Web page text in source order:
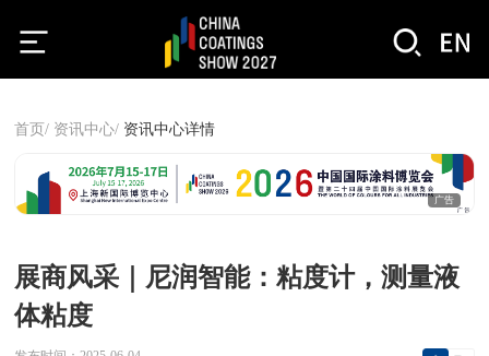
首页/ 资讯中心/ 资讯中心详情
广告
展商风采｜尼润智能：粘度计，测量液
体粘度